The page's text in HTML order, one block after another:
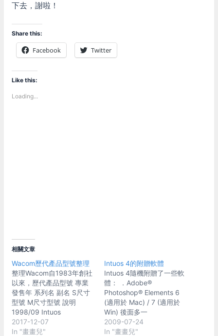
下去，謝啦！
Share this:
Facebook Twitter
Like this:
Loading...
相關文章
Wacom歷代產品型號整理
整理Wacom自1983年創社
以來，歷代產品型號 專業
發售年 系列名 副名 S尺寸
型號 M尺寸型號 說明
1998/09 Intuos
2001/09 Intuos 2
2004/09 Intuos 3
2017-12-07
In "畫畫兒"
Intuos 4的附贈軟體
Intuos 4隨機附贈了一些軟
體： ．Adobe®
Photoshop® Elements 6
(適用於 Mac) / 7 (適用於
Win) 後面多一
個"Elements"就不是
Photoshop了。這是一個陽
2009-07-24
In "畫畫兒"